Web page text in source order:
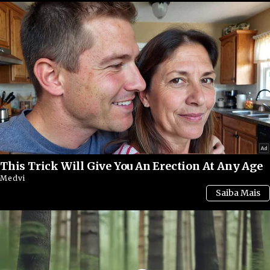
condições.
Até o momento, a maior concentração de casos
permanece em áreas da República Democrática
do Congo, onde equipes médicas enfrentam
dificuldades relacionadas à infraestrutura
hospitalar, acesso limitado a tratamentos e
problemas de segurança em algumas regiões
afetadas. A situação preocupa principalmente em
médico e dificuldades logísticas.
This Trick Will Give You An Erection At Any Age
Medvi